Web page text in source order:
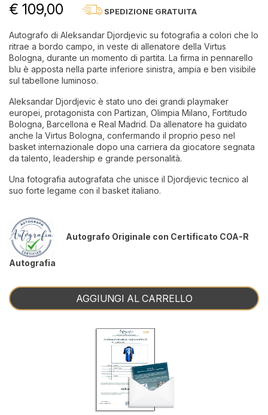
€ 109,00 SPEDIZIONE GRATUITA
Autografo di Aleksandar Djordjevic su fotografia a colori che lo
ritrae a bordo campo, in veste di allenatore della Virtus
Bologna, durante un momento di partita. La firma in pennarello
blu è apposta nella parte inferiore sinistra, ampia e ben visibile
sul tabellone luminoso.
Aleksandar Djordjevic è stato uno dei grandi playmaker
europei, protagonista con Partizan, Olimpia Milano, Fortitudo
Bologna, Barcellona e Real Madrid. Da allenatore ha guidato
anche la Virtus Bologna, confermando il proprio peso nel
basket internazionale dopo una carriera da giocatore segnata
da talento, leadership e grande personalità.
Una fotografia autografata che unisce il Djordjevic tecnico al
suo forte legame con il basket italiano.
Autografo Originale con Certificato COA-R
Autografia
AGGIUNGI AL CARRELLO